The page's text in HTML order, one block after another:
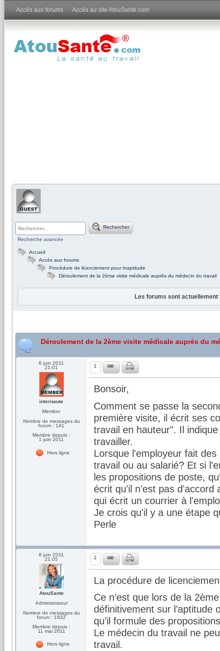
Accès aux forums Accès au site AtouSante.com
Rechercher
Recherche avancée
Accueil
Accès aux forums
Procédure de licenciement pour inaptitude
Déroulement de la 2ème visite médicale auprès du médecin du travail
Les forums sont
Déroulement de la 2ème visite médicale auprès du
6 juin 2011
21:01
internaute
Member
Nombre de messages du
forum : 141
Membre depuis :
1 juin 2011
Hors ligne
1
Bonsoir,
Comment se passe la
première visite, il écrit ses
travail en hauteur". Il
travailler.
Lorsque l'employeur fait
travail ou au salarié? Et si
les propositions de poste,
écrit qu'il n'est pas d'accord
qui écrit un courrier à
Je crois qu'il y a une étape
Perle
6 juin 2011
21:05
AtouSante
Administrateur
Nombre de messages du
forum : 1932
Membre depuis :
11 mai 2011
Hors ligne
2
La procédure de
Ce n’est que lors de la
définitivement sur l’aptitude
qu’il formule des
Le médecin du travail ne
travail.